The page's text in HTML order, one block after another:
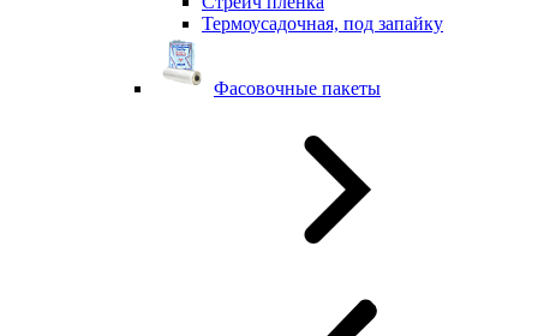
Термоусадочная, под запайку
Фасовочные пакеты